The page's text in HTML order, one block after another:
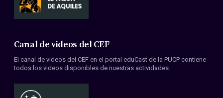
Canal de videos del CEF
El canal de videos del CEF en el portal eduCast de la PUCP contiene
todos los videos disponibles de nuestras actividades.